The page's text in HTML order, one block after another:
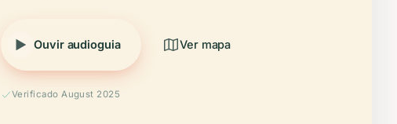
Ouvir audioguia Ver mapa
Verificado August 2025